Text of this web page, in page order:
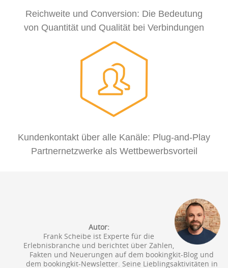
Reichweite und Conversion: Die Bedeutung
von Quantität und Qualität bei Verbindungen
Kundenkontakt über alle Kanäle: Plug-and-Play
Partnernetzwerke als Wettbewerbsvorteil
Autor:
Frank Scheibe ist Experte für die
Erlebnisbranche und berichtet über Zahlen,
Fakten und Neuerungen auf dem bookingkit-Blog und
dem bookingkit-Newsletter. Seine Lieblingsaktivitäten in